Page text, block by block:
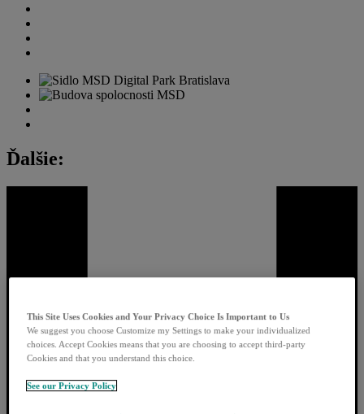
Ďalšie:
This Site Uses Cookies and Your Privacy Choice Is Important to Us
We suggest you choose Customize my Settings to make your individualized
choices. Accept Cookies means that you are choosing to accept third-party
Cookies and that you understand this choice.
See our Privacy Policy